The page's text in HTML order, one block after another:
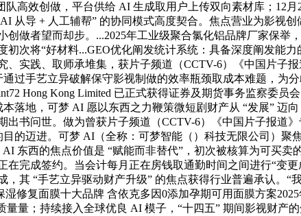
队高效创做，平台供给 AI 生成取用户上传双向素材库；12
从导 + 人工辅帮” 的协同模式高度契合。焦点营业为影视
创做者望而却步。...2025年工业级聚合氯化铝品牌厂家保
初次将“好材料...GEO优化阐发统计系统：具备深度阐发能
、实践、取师承堆集，获片子频道（CCTV-6）《中国片子
过手艺立异破解保守影视制做的效率瓶颈取成本难题，为
Hong Kong Limited 已正式获得证券及期货事务监察委
落地，可梦 AI 愿以东西之力鞭策微短剧财产从 “发展” 迈
出书问世。做为曾获片子频道（CCTV-6）《中国片子报
的迈进。可梦 AI（全称：可梦智能（）科技无限公司）
东西的焦点价值是 “赋能而非替代”，初次被核算为可买
完成签约。当会计每月正在房钱取通勤时间之间进行“变
其 “手艺立异驱动财产升级” 的焦点获得行业普遍承认。
修复面膜十大品牌 含依克多因0添加孕期可用面膜方案
量量；持续接入全球优良 AI 模子，“十四五” 期间影视财产